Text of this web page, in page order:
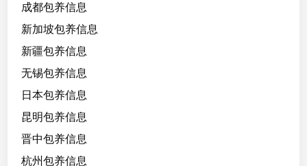
成都包养信息
新加坡包养信息
新疆包养信息
无锡包养信息
日本包养信息
昆明包养信息
晋中包养信息
杭州包养信息